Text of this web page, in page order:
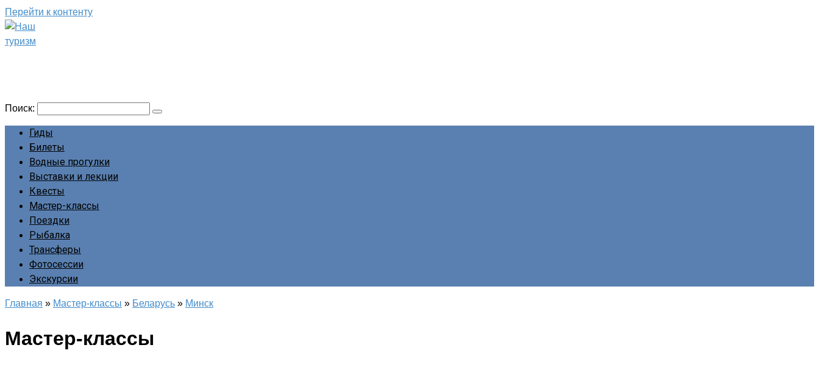
Перейти к контенту
Поиск:
Гиды
Билеты
Водные прогулки
Выставки и лекции
Квесты
Мастер-классы
Поездки
Рыбалка
Трансферы
Фотосессии
Экскурсии
Главная » Мастер-классы » Беларусь » Минск
Мастер-классы